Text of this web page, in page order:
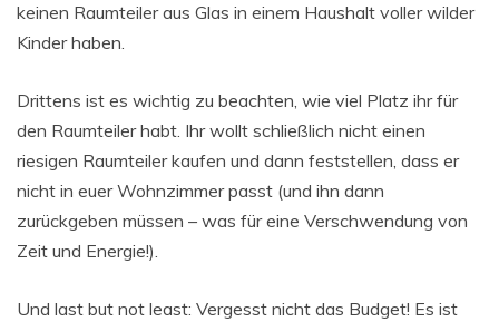
keinen Raumteiler aus Glas in einem Haushalt voller wilder
Kinder haben.
Drittens ist es wichtig zu beachten, wie viel Platz ihr für
den Raumteiler habt. Ihr wollt schließlich nicht einen
riesigen Raumteiler kaufen und dann feststellen, dass er
nicht in euer Wohnzimmer passt (und ihn dann
zurückgeben müssen – was für eine Verschwendung von
Zeit und Energie!).
Und last but not least: Vergesst nicht das Budget! Es ist